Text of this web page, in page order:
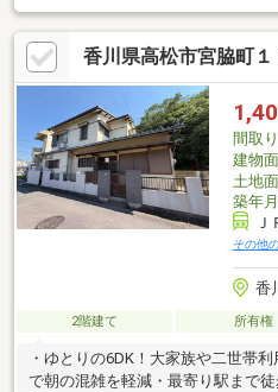
益物件としてもお使いいただけま
香川県高松市宮脇町
間取り
建物
土地
築年月
Ｊ
その他
香
2階建て 所有権
・ゆとりの6DK！大家族や二世帯
で朝の混雑を軽減・最寄り駅まで